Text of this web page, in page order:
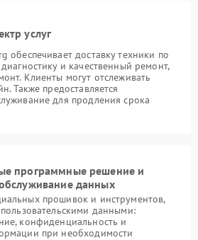
услуг
обеспечивает доставку техники по
и качественный ремонт,
Клиенты могут отслеживать
Также предоставляется
для продления срока
программные решение и
данных
прошивок и инструментов,
данными:
конфиденциальность и
при необходимости